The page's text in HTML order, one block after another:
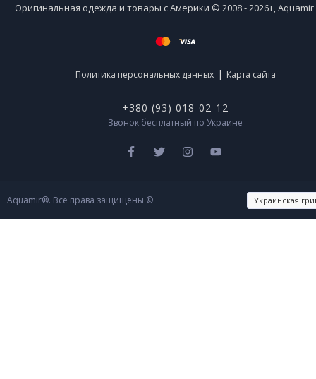
Оригинальная одежда и товары с Америки © 2008 - 2026+,
Политика персональных данных | Карта сайта
+380 (93) 018-02-12
Звонок бесплатный по Украине
Aquamir®. Все права защищены ©